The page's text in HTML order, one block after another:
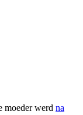
moeder werd na